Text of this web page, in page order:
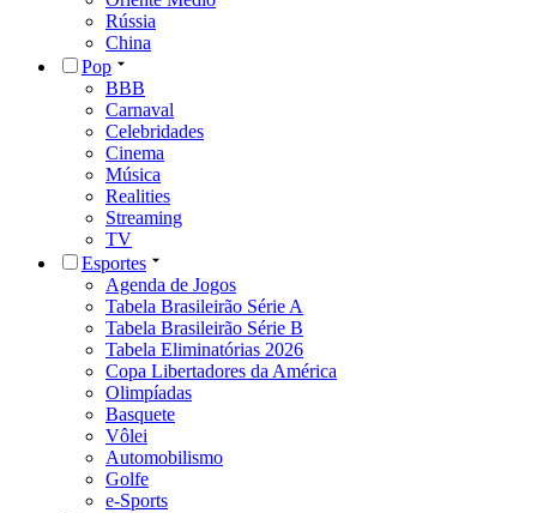
Rússia
China
Pop
BBB
Carnaval
Celebridades
Cinema
Música
Realities
Streaming
TV
Esportes
Agenda de Jogos
Tabela Brasileirão Série A
Tabela Brasileirão Série B
Tabela Eliminatórias 2026
Copa Libertadores da América
Olimpíadas
Basquete
Vôlei
Automobilismo
Golfe
e-Sports